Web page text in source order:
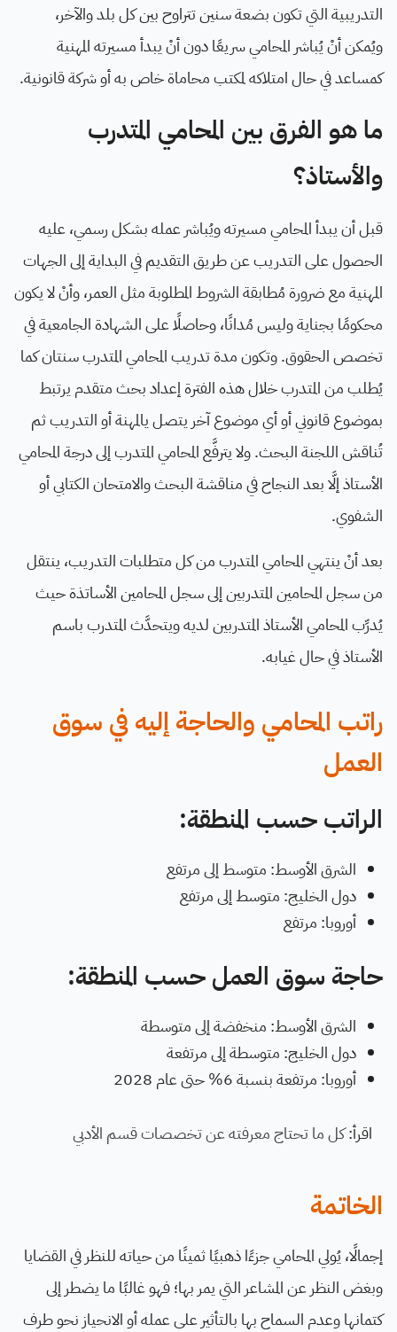
التدريبية التي تكون بضعة سنين تتراوح بين كل بلد والآخر،
ويُمكن أنْ يُباشر المحامي سريعًا دون أنْ يبدأ مسيرته المهنية
كمساعد في حال امتلاكه لمكتب محاماة خاص به أو شركة قانونية.
ما هو الفرق بين المحامي المتدرب
والأستاذ؟
قبل أن يبدأ المحامي مسيرته ويُباشر عمله بشكل رسمي، عليه
الحصول على التدريب عن طريق التقديم في البداية إلى الجهات
المهنية مع ضرورة مُطابقة الشروط المطلوبة مثل العمر، وأنْ لا يكون
محكومًا بجناية وليس مُدانًا، وحاصلًا على الشهادة الجامعية في
تخصص الحقوق. وتكون مدة تدريب المحامي المتدرب سنتان كما
يُطلب من المتدرب خلال هذه الفترة إعداد بحث متقدم يرتبط
بموضوع قانوني أو أي موضوع آخر يتصل يالمهنة أو التدريب ثم
تُناقش اللجنة البحث. ولا يترفَّع المحامي المتدرب إلى درجة المحامي
الأستاذ إلَّا بعد النجاح في مناقشة البحث والامتحان الكتابي أو
الشفوي.
بعد أنْ ينتهي المحامي المتدرب من كل متطلبات التدريب، ينتقل
من سجل المحامين المتدربين إلى سجل المحامين الأساتذة حيث
يُدرِّب المحامي الأستاذ المتدربين لديه ويتحدَّث المتدرب باسم
الأستاذ في حال غيابه.
راتب المحامي والحاجة إليه في سوق
العمل
الراتب حسب المنطقة:
الشرق الأوسط: متوسط إلى مرتفع
دول الخليج: متوسط إلى مرتفع
أوروبا: مرتفع
حاجة سوق العمل حسب المنطقة:
الشرق الأوسط: منخفضة إلى متوسطة
دول الخليج: متوسطة إلى مرتفعة
أوروبا: مرتفعة بنسبة 6% حتى عام 2028
اقرأ:كل ما تحتاج معرفته عن تخصصات قسم الأدبي
الخاتمة
إجمالًا، يُولي المحامي جزءًا ذهبيًا ثمينًا من حياته للنظر في القضايا
وبغض النظر عن المشاعر التي يمر بها؛ فهو غالبًا ما يضطر إلى
كتمانها وعدم السماح بها بالتأثير على عمله أو الانحياز نحو طرف